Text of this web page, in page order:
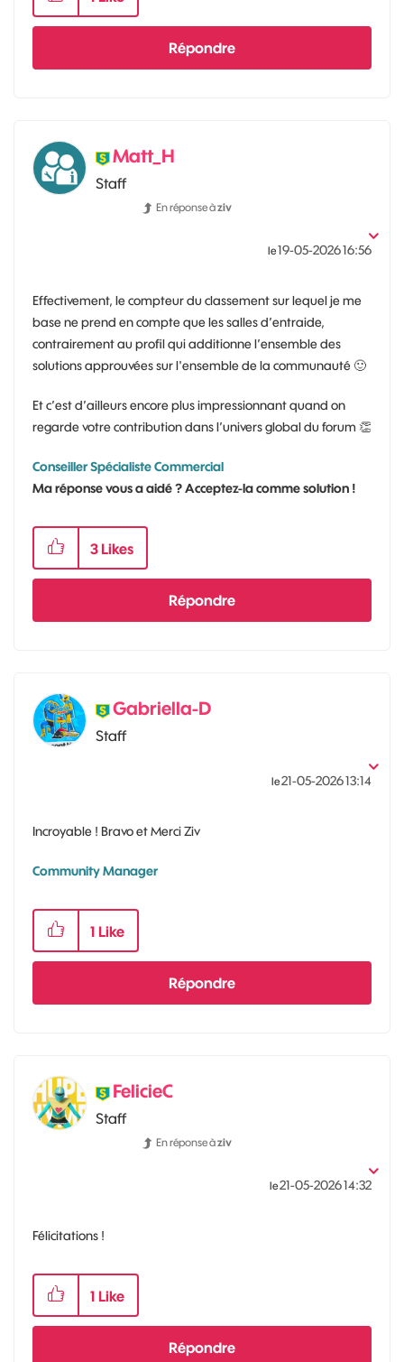
Répondre
Matt_H
Staff
En réponse àziv
le‎19-05-202616:56
Effectivement, le compteur du classement sur lequel je me
base ne prend en compte que les salles d’entraide,
contrairement au profil qui additionne l’ensemble des
solutions approuvées sur l'ensemble de la communauté🙂
Et c’est d’ailleurs encore plus impressionnant quand on
regarde votre contribution dans l’univers global du forum 👏
Conseiller Spécialiste Commercial
Ma réponse vous a aidé ? Acceptez-la comme solution !
3 Likes
Répondre
Gabriella-D
Staff
le‎21-05-202613:14
Incroyable ! Bravo et Merci Ziv
Community Manager
1 Like
Répondre
FelicieC
Staff
En réponse àziv
le‎21-05-202614:32
Félicitations !
1 Like
Répondre